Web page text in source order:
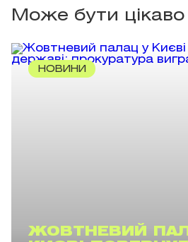
Може бути цікаво
НОВИНИ
ЖОВТНЕВИЙ